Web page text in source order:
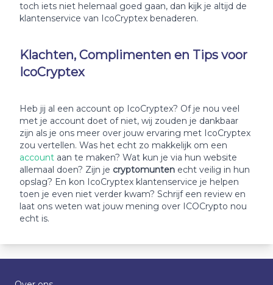
toch iets niet helemaal goed gaan, dan kijk je altijd de
klantenservice van IcoCryptex benaderen.
Klachten, Complimenten en Tips voor
IcoCryptex
Heb jij al een account op IcoCryptex? Of je nou veel
met je account doet of niet, wij zouden je dankbaar
zijn als je ons meer over jouw ervaring met IcoCryptex
zou vertellen. Was het echt zo makkelijk om een
account aan te maken? Wat kun je via hun website
allemaal doen? Zijn je cryptomunten echt veilig in hun
opslag? En kon IcoCryptex klantenservice je helpen
toen je even niet verder kwam? Schrijf een review en
laat ons weten wat jouw mening over ICOCrypto nou
echt is.